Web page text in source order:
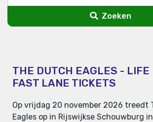
Zoeken
THE DUTCH EAGLES - LIFE
FAST LANE TICKETS
Op vrijdag 20 november 2026 treedt
Eagles op in Rijswijkse Schouwburg